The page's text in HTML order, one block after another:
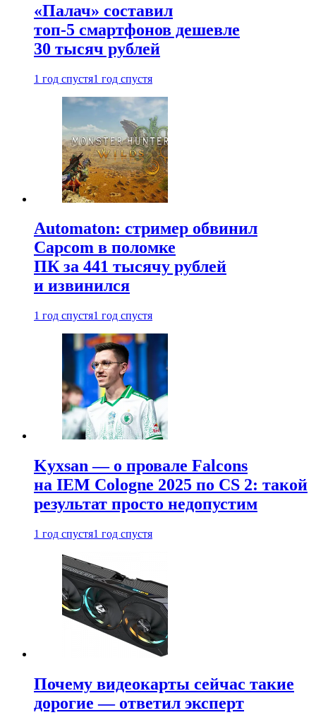
«Палач» составил
топ-5 смартфонов дешевле
30 тысяч рублей
1 год спустя1 год спустя
Automaton: стример обвинил
Capcom в поломке
ПК за 441 тысячу рублей
и извинился
1 год спустя1 год спустя
Kyxsan — о провале Falcons
на IEM Cologne 2025 по CS 2: такой
результат просто недопустим
1 год спустя1 год спустя
Почему видеокарты сейчас такие
дорогие — ответил эксперт